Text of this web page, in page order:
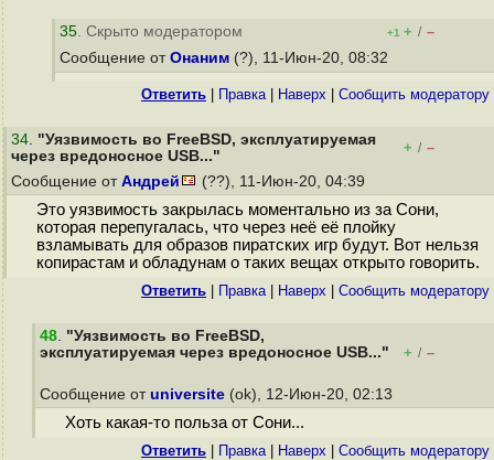
35. Скрыто модератором +1 + / –
Сообщение от Онаним (?), 11-Июн-20, 08:32
Ответить Правка| Наверх Cообщить модератору
34. "Уязвимость во FreeBSD, эксплуатируемая
через вредоносное USB..."
+ / –
Сообщение от Андрей (??), 11-Июн-20, 04:39
Это уязвимость закрылась моментально из за Сони,
которая перепугалась, что через неё её плойку
взламывать для образов пиратских игр будут. Вот нельзя
копирастам и обладунам о таких вещах открыто говорить.
Ответить Правка| Наверх Cообщить модератору
48. "Уязвимость во FreeBSD,
эксплуатируемая через вредоносное USB..."
+ / –
Сообщение от universite (ok), 12-Июн-20, 02:13
Хоть какая-то польза от Сони...
Ответить Правка| Наверх Cообщить модератору